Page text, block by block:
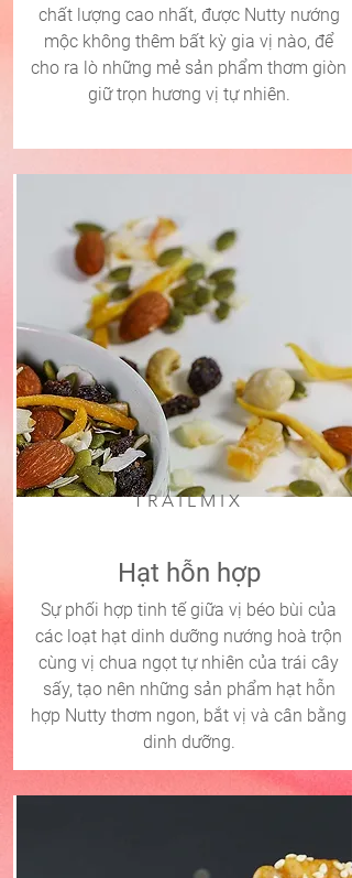
chất lượng cao nhất, được Nutty nướng
mộc không thêm bất kỳ gia vị nào, để
cho ra lò những mẻ sản phẩm thơm giòn
giữ trọn hương vị tự nhiên.
TRAILMIX
Hạt hỗn hợp
Sự phối hợp tinh tế giữa vị béo bùi của
các loạt hạt dinh dưỡng nướng hoà trộn
cùng vị chua ngọt tự nhiên của trái cây
sấy, tạo nên những sản phẩm hạt hỗn
hợp Nutty thơm ngon, bắt vị và cân bằng
dinh dưỡng.